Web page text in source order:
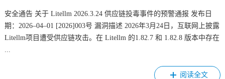
安全通告 关于 Litellm 2026.3.24 供应链投毒事件的预警通报 发布日
期：2026–04–01 [2026]003号 漏洞描述 2026年3月24日，互联网上披露
Litellm项目遭受供应链攻击。在 Litellm 的1.82.7 和 1.82.8 版本中存在
...
阅读全文